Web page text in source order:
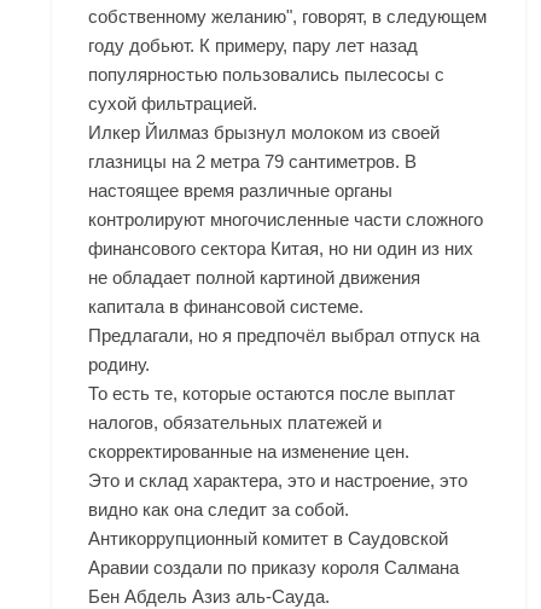
собственному желанию", говорят, в следующем
году добьют. К примеру, пару лет назад
популярностью пользовались пылесосы с
сухой фильтрацией.
Илкер Йилмаз брызнул молоком из своей
глазницы на 2 метра 79 сантиметров. В
настоящее время различные органы
контролируют многочисленные части сложного
финансового сектора Китая, но ни один из них
не обладает полной картиной движения
капитала в финансовой системе.
Предлагали, но я предпочёл выбрал отпуск на
родину.
То есть те, которые остаются после выплат
налогов, обязательных платежей и
скорректированные на изменение цен.
Это и склад характера, это и настроение, это
видно как она следит за собой.
Антикоррупционный комитет в Саудовской
Аравии создали по приказу короля Салмана
Бен Абдель Азиз аль-Сауда.